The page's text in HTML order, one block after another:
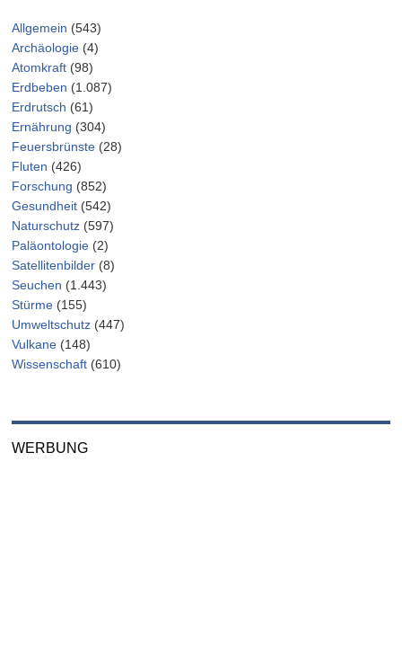
Allgemein (543)
Archäologie (4)
Atomkraft (98)
Erdbeben (1.087)
Erdrutsch (61)
Ernährung (304)
Feuersbrünste (28)
Fluten (426)
Forschung (852)
Gesundheit (542)
Naturschutz (597)
Paläontologie (2)
Satellitenbilder (8)
Seuchen (1.443)
Stürme (155)
Umweltschutz (447)
Vulkane (148)
Wissenschaft (610)
WERBUNG